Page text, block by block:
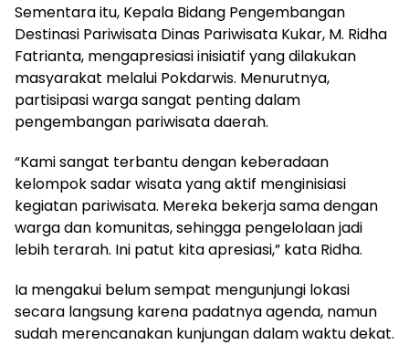
Sementara itu, Kepala Bidang Pengembangan
Destinasi Pariwisata Dinas Pariwisata Kukar, M. Ridha
Fatrianta, mengapresiasi inisiatif yang dilakukan
masyarakat melalui Pokdarwis. Menurutnya,
partisipasi warga sangat penting dalam
pengembangan pariwisata daerah.
“Kami sangat terbantu dengan keberadaan
kelompok sadar wisata yang aktif menginisiasi
kegiatan pariwisata. Mereka bekerja sama dengan
warga dan komunitas, sehingga pengelolaan jadi
lebih terarah. Ini patut kita apresiasi,” kata Ridha.
Ia mengakui belum sempat mengunjungi lokasi
secara langsung karena padatnya agenda, namun
sudah merencanakan kunjungan dalam waktu dekat.